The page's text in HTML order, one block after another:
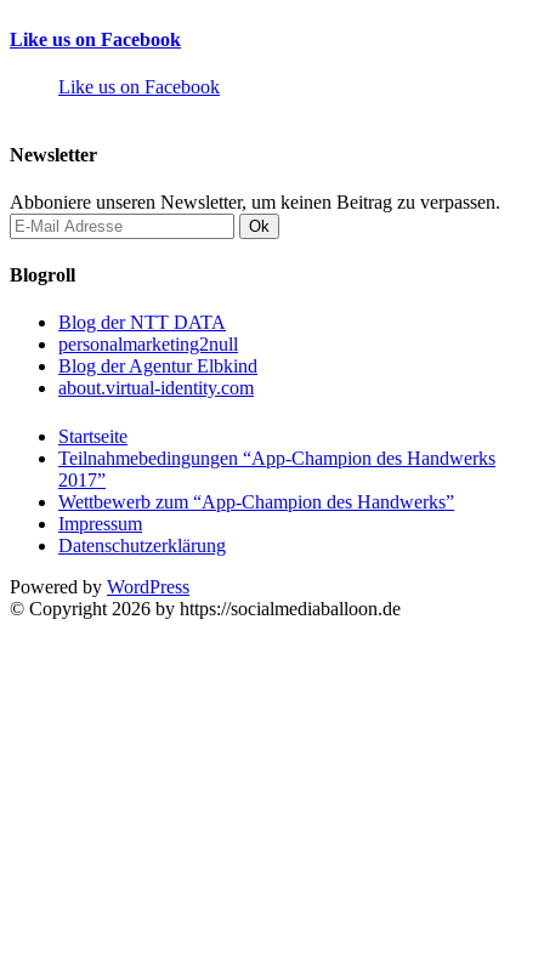
Like us on Facebook
Like us on Facebook
Newsletter
Abboniere unseren Newsletter, um keinen Beitrag zu verpassen.
Blogroll
Blog der NTT DATA
personalmarketing2null
Blog der Agentur Elbkind
about.virtual-identity.com
Startseite
Teilnahmebedingungen “App-Champion des Handwerks
2017”
Wettbewerb zum “App-Champion des Handwerks”
Impressum
Datenschutzerklärung
Powered by WordPress
© Copyright 2026 by https://socialmediaballoon.de